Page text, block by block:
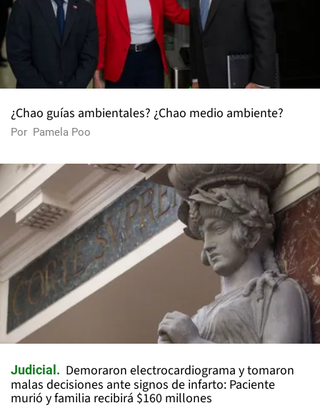
¿Chao guías ambientales? ¿Chao medio ambiente?
Por Pamela Poo
Judicial
Demoraron electrocardiograma y tomaron
malas decisiones ante signos de infarto: Paciente
murió y familia recibirá $160 millones